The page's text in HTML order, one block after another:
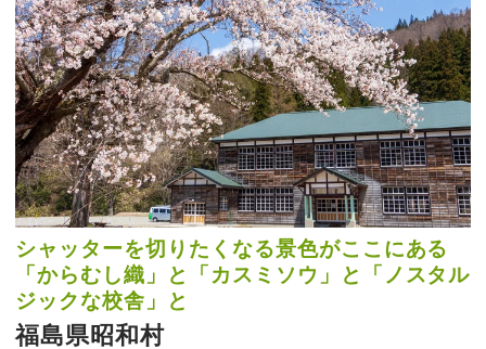
シャッターを切りたくなる景色がここにある
「からむし織」と「カスミソウ」と「ノスタル
ジックな校舎」と
福島県昭和村